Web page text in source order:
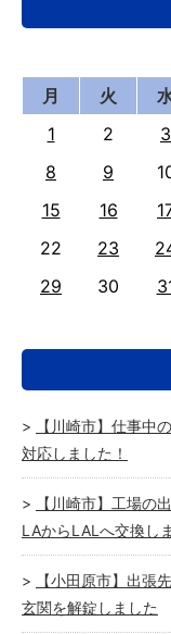
月
火
1
2 3
8
9
15
16
22
23
29
30
【川崎市】仕事中
対応しました！
【川崎市】工場の
LAからLALへ交換し
【小田原市】出張
玄関を解錠しました